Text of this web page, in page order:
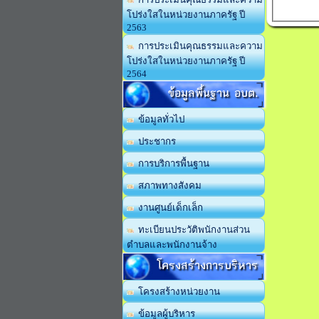
โปร่งใสในหน่วยงานภาครัฐ ปี
2563
การประเมินคุณธรรมและความ
โปร่งใสในหน่วยงานภาครัฐ ปี
2564
ข้อมูลพื้นฐาน อบต.
ข้อมูลทั่วไป
ประชากร
การบริการพื้นฐาน
สภาพทางสังคม
งานศูนย์เด็กเล็ก
ทะเบียนประวัติพนักงานส่วน
ตำบลและพนักงานจ้าง
โครงสร้างการบริหาร
โครงสร้างหน่วยงาน
ข้อมูลผู้บริหาร